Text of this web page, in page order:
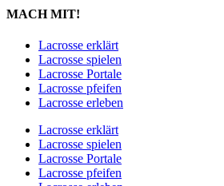
MACH MIT!
Lacrosse erklärt
Lacrosse spielen
Lacrosse Portale
Lacrosse pfeifen
Lacrosse erleben
Lacrosse erklärt
Lacrosse spielen
Lacrosse Portale
Lacrosse pfeifen